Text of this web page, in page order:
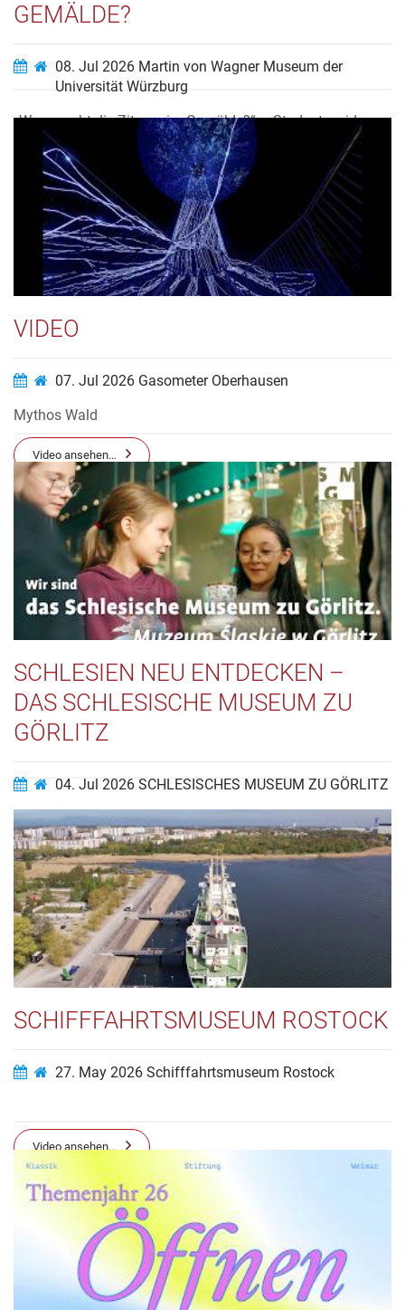
GEMÄLDE?
08. Jul 2026 Martin von Wagner Museum der
Universität Würzburg
„Was macht die Zitrone im Gemälde?“ – Studentenvideo
Idee und Umsetzung: Anna Grzybek. Betreuung: André
Mischke. Entstanden im Rahmen des Seminars:
„Medienkompetenz Kunstgeschichte (Video Seminar)“ an
der Julius-Maximilians-Universität Würzburg
Video ansehen…
VIDEO
07. Jul 2026 Gasometer Oberhausen
Mythos Wald
Video ansehen…
SCHLESIEN NEU ENTDECKEN –
DAS SCHLESISCHE MUSEUM ZU
GÖRLITZ
04. Jul 2026 SCHLESISCHES MUSEUM ZU GÖRLITZ
Willkommen im Schlesischen Museum zu Görlitz!
Video ansehen…
SCHIFFFAHRTSMUSEUM ROSTOCK
27. May 2026 Schifffahrtsmuseum Rostock
Video ansehen…